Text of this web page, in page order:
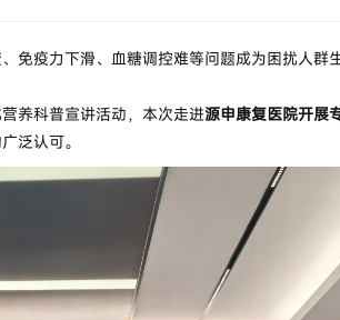
免疫力下滑、血糖调控难等问题成为困扰人群
养科普宣讲活动，本次走进源申康复医院开展
泛认可。